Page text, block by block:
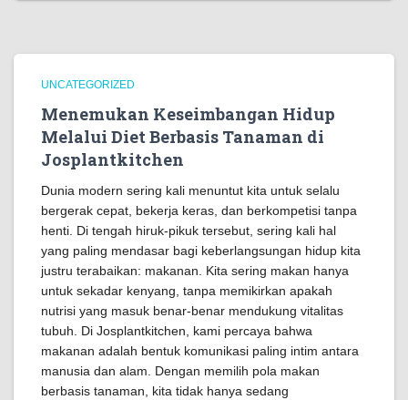
UNCATEGORIZED
Menemukan Keseimbangan Hidup
Melalui Diet Berbasis Tanaman di
Josplantkitchen
Dunia modern sering kali menuntut kita untuk selalu
bergerak cepat, bekerja keras, dan berkompetisi tanpa
henti. Di tengah hiruk-pikuk tersebut, sering kali hal
yang paling mendasar bagi keberlangsungan hidup kita
justru terabaikan: makanan. Kita sering makan hanya
untuk sekadar kenyang, tanpa memikirkan apakah
nutrisi yang masuk benar-benar mendukung vitalitas
tubuh. Di Josplantkitchen, kami percaya bahwa
makanan adalah bentuk komunikasi paling intim antara
manusia dan alam. Dengan memilih pola makan
berbasis tanaman, kita tidak hanya sedang